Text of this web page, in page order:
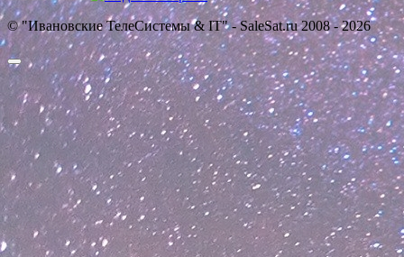
© "Ивановские ТелеСистемы & IT" - SaleSat.ru 2008 - 2026
Прокрутить
вверх